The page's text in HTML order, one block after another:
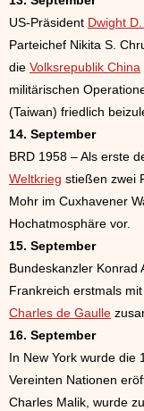
US-Präsident Dwight
Parteichef Nikita S.
die Volksrepublik China
militärischen
(Taiwan) friedlich
14. September
BRD 1958 – Als erste
Weltkrieg stießen zwei
Mohr im Cuxhavener
Hochatmosphäre vor.
15. September
Bundeskanzler Konrad
Frankreich erstmals
Charles de Gaulle
16. September
In New York wurde die
Vereinten Nationen
Charles Malik, wurde